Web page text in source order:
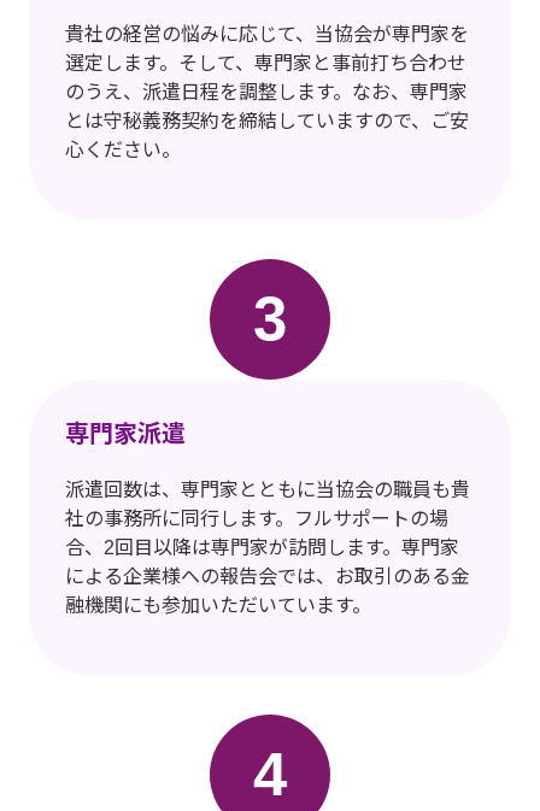
貴社の経営の悩みに応じて、当協会が専門家を
選定します。そして、専門家と事前打ち合わせ
のうえ、派遣日程を調整します。なお、専門家
とは守秘義務契約を締結していますので、ご安
心ください。
3
専門家派遣
派遣回数は、専門家とともに当協会の職員も貴
社の事務所に同行します。フルサポートの場
合、2回目以降は専門家が訪問します。専門家
による企業様への報告会では、お取引のある金
融機関にも参加いただいています。
4